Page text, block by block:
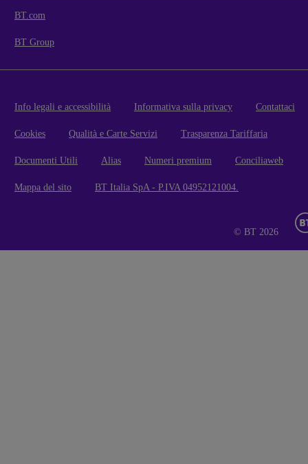
BT.com
BT Group
Info legali e accessibilità Informativa sulla privacy Contattaci
Cookies Qualità e Carte Servizi Trasparenza Tariffaria
Documenti Utili Alias Numeri premium Conciliaweb
Mappa del sito BT Italia SpA - P.IVA 04952121004.
© BT 2026